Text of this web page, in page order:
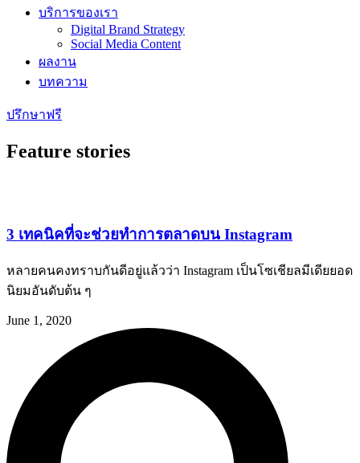
บริการของเรา
Digital Brand Strategy
Social Media Content
ผลงาน
บทความ
ปรึกษาฟรี
Feature stories
3 เทคนิคที่จะช่วยทำการตลาดบน Instagram
หลายคนคงทราบกันดีอยู่แล้วว่า Instagram เป็นโซเชียลมีเดียยอด
นิยมอันดับต้น ๆ
June 1, 2020